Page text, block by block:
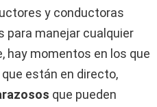
y conductoras
para manejar cualquier
hay momentos en los que
están en directo,
que pueden